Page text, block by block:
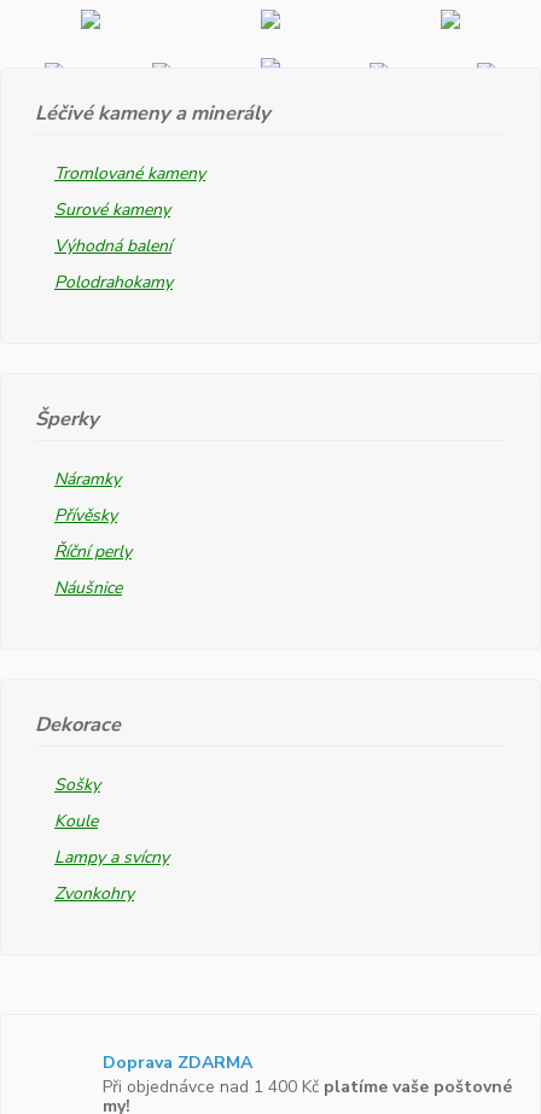
Léčivé kameny a minerály
Tromlované kameny
Surové kameny
Výhodná balení
Polodrahokamy
Šperky
Náramky
Přívěsky
Říční perly
Náušnice
Dekorace
Sošky
Koule
Lampy a svícny
Zvonkohry
Doprava ZDARMA
Při objednávce nad 1 400 Kč platíme vaše poštovné
my!